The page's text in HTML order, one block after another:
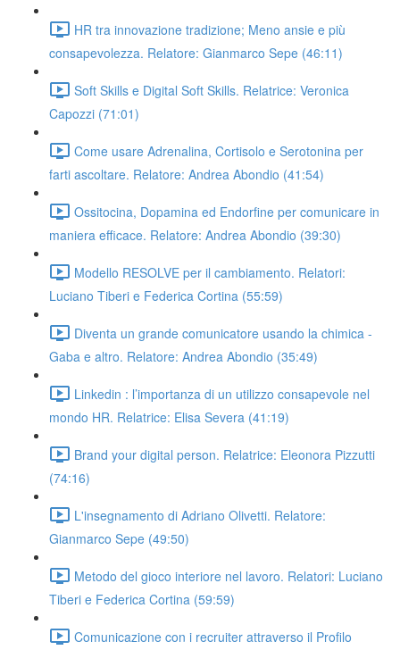
HR tra innovazione tradizione; Meno ansie e più
consapevolezza. Relatore: Gianmarco Sepe (46:11)
Soft Skills e Digital Soft Skills. Relatrice: Veronica
Capozzi (71:01)
Come usare Adrenalina, Cortisolo e Serotonina per
farti ascoltare. Relatore: Andrea Abondio (41:54)
Ossitocina, Dopamina ed Endorfine per comunicare in
maniera efficace. Relatore: Andrea Abondio (39:30)
Modello RESOLVE per il cambiamento. Relatori:
Luciano Tiberi e Federica Cortina (55:59)
Diventa un grande comunicatore usando la chimica -
Gaba e altro. Relatore: Andrea Abondio (35:49)
Linkedin : l’importanza di un utilizzo consapevole nel
mondo HR. Relatrice: Elisa Severa (41:19)
Brand your digital person. Relatrice: Eleonora Pizzutti
(74:16)
L'insegnamento di Adriano Olivetti. Relatore:
Gianmarco Sepe (49:50)
Metodo del gioco interiore nel lavoro. Relatori: Luciano
Tiberi e Federica Cortina (59:59)
Comunicazione con i recruiter attraverso il Profilo